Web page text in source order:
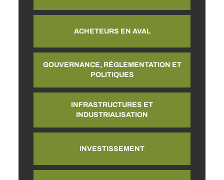
ACHETEURS EN AVAL
GOUVERNANCE, RÉGLEMENTATION ET
POLITIQUES
INFRASTRUCTURES ET
INDUSTRIALISATION
INVESTISSEMENT